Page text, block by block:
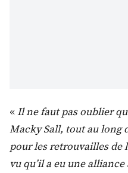
«Il ne faut pas oublier
Macky Sall, tout au long
pour les retrouvailles de
vu qu’il a eu une alliance